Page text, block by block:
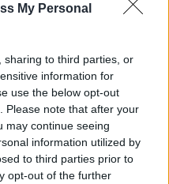
My Personal
sharing to third parties, or
information for
use the below opt-out
Please note that after your
may continue seeing
information utilized by
to third parties prior to
opt-out of the further